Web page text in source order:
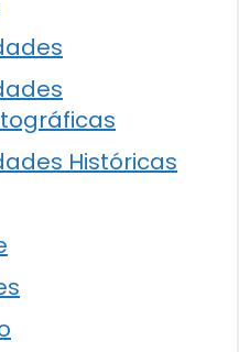
Históricas